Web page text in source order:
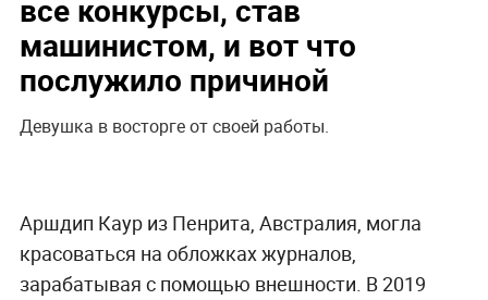
все конкурсы, став
машинистом, и вот что
послужило причиной
Девушка в восторге от своей работы.
Аршдип Каур из Пенрита, Австралия, могла
красоваться на обложках журналов,
зарабатывая с помощью внешности. В 2019